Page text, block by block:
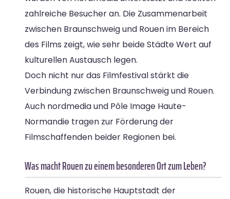
zahlreiche Besucher an. Die Zusammenarbeit
zwischen Braunschweig und Rouen im Bereich
des Films zeigt, wie sehr beide Städte Wert auf
kulturellen Austausch legen.
Doch nicht nur das Filmfestival stärkt die
Verbindung zwischen Braunschweig und Rouen.
Auch nordmedia und Pôle Image Haute-
Normandie tragen zur Förderung der
Filmschaffenden beider Regionen bei.
Was macht Rouen zu einem besonderen Ort zum Leben?
Rouen, die historische Hauptstadt der